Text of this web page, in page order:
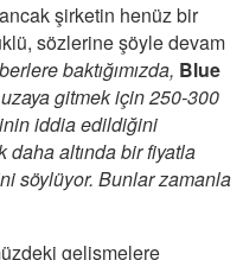
şirketin henüz bir
sözlerine şöyle devam
baktığımızda, Blue
gitmek için 250-300
iddia edildiğini
daha altında bir fiyatla
söylüyor. Bunlar zamanla
gelişmelere